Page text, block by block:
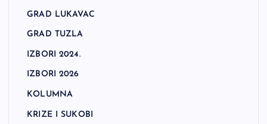
GRAD LUKAVAC
GRAD TUZLA
IZBORI 2024.
IZBORI 2026
KOLUMNA
KRIZE I SUKOBI